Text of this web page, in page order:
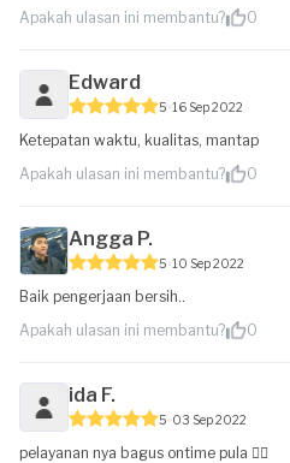
Apakah ulasan ini membantu?
0
Edward
5 16 Sep 2022
Ketepatan waktu, kualitas, mantap
Apakah ulasan ini membantu?
0
Angga P.
5 10 Sep 2022
Baik pengerjaan bersih..
Apakah ulasan ini membantu?
0
ida F.
5 03 Sep 2022
pelayanan nya bagus ontime pula 👍🏻